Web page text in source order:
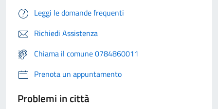
Leggi le domande frequenti
Richiedi Assistenza
Chiama il comune 0784860011
Prenota un appuntamento
Problemi in città